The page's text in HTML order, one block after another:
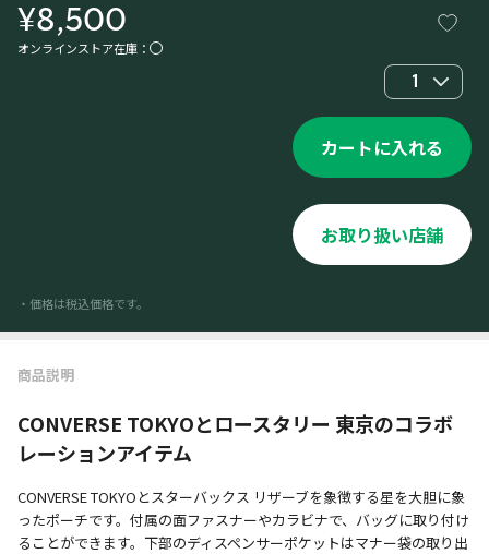
¥8,500
オンラインストア在庫：
1
カートに入れる
お取り扱い店舗
・価格は税込価格です。
商品説明
CONVERSE TOKYOとロースタリー 東京のコラボ
レーションアイテム
CONVERSE TOKYOとスターバックス リザーブを象徴する星を大胆に象
ったポーチです。付属の面ファスナーやカラビナで、バッグに取り付け
ることができます。下部のディスペンサーポケットはマナー袋の取り出